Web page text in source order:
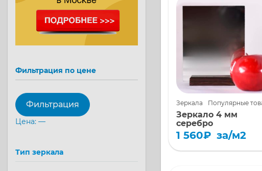
Зеркала Популярные
Зеркало 4 мм
серебро
Вы ищете стильное,
1 560₽ за/м2
Фильтрация по цене
Фильтрация
Цена: —
Тип зеркала